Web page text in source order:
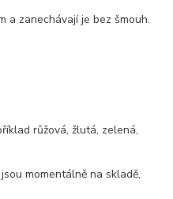
a zanechávají je bez šmouh.
růžová, žlutá, zelená,
momentálně na skladě,